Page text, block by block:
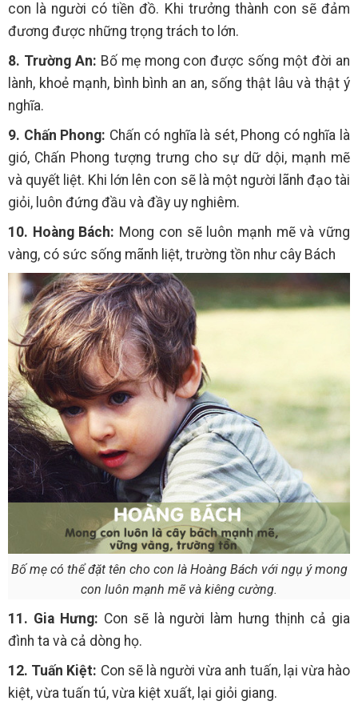
con là người có tiền đồ. Khi trưởng thành con sẽ đảm
đương được những trọng trách to lớn.
8. Trường An: Bố mẹ mong con được sống một đời an
lành, khoẻ mạnh, bình bình an an, sống thật lâu và thật ý
nghĩa.
9. Chấn Phong: Chấn có nghĩa là sét, Phong có nghĩa là
gió, Chấn Phong tượng trưng cho sự dữ dội, mạnh mẽ
và quyết liệt. Khi lớn lên con sẽ là một người lãnh đạo tài
giỏi, luôn đứng đầu và đầy uy nghiêm.
10. Hoàng Bách: Mong con sẽ luôn mạnh mẽ và vững
vàng, có sức sống mãnh liệt, trường tồn như cây Bách
Bố mẹ có thể đặt tên cho con là Hoàng Bách với ngụ ý mong
con luôn mạnh mẽ và kiêng cường.
11. Gia Hưng: Con sẽ là người làm hưng thịnh cả gia
đình ta và cả dòng họ.
12. Tuấn Kiệt: Con sẽ là người vừa anh tuấn, lại vừa hào
kiệt, vừa tuấn tú, vừa kiệt xuất, lại giỏi giang.